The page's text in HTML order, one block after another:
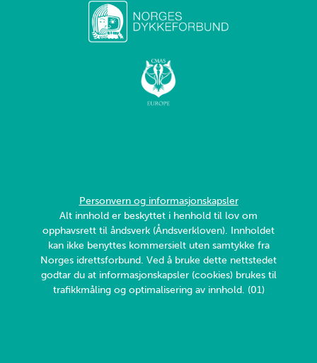
Personvern og informasjonskapsler
Alt innhold er beskyttet i henhold til lov om
opphavsrett til åndsverk (Åndsverkloven). Innholdet
kan ikke benyttes kommersielt uten samtykke fra
Norges idrettsforbund. Ved å bruke dette nettstedet
godtar du at informasjonskapsler (cookies) brukes til
trafikkmåling og optimalisering av innhold. (01)